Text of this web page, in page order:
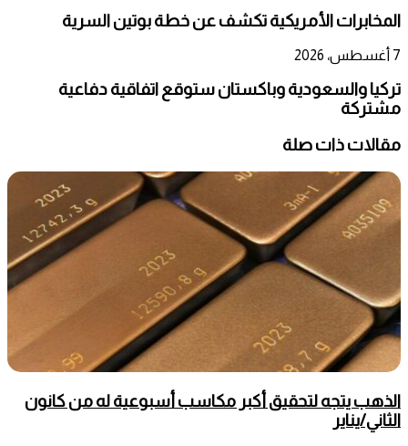
المخابرات الأمريكية تكشف عن خطة بوتين السرية
7 أغسطس، 2026
تركيا والسعودية وباكستان ستوقع اتفاقية دفاعية
مشتركة
مقالات ذات صلة
الذهب يتجه لتحقيق أكبر مكاسب أسبوعية له من كانون
الثاني/يناير